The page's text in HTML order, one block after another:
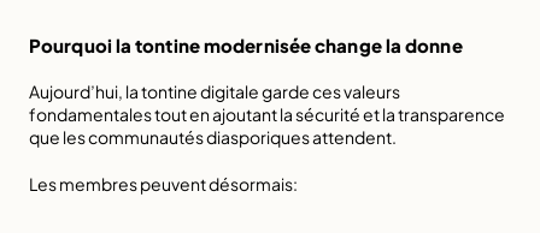
Pourquoi la tontine modernisée change la donne
Aujourd’hui, la tontine digitale garde ces valeurs
fondamentales tout en ajoutant la sécurité et la transparence
que les communautés diasporiques attendent.
Les membres peuvent désormais: